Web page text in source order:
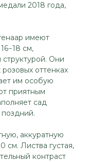
2018 года,
имеют
см,
структурой. Они
оттенках
им особую
приятным
сад
аккуратную
см. Листва густая,
контраст